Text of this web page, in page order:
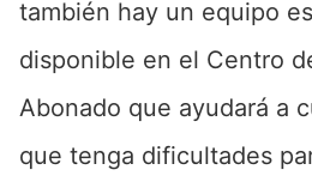
también hay un equipo
disponible en el Centro
Abonado que ayudará a
que tenga dificultades